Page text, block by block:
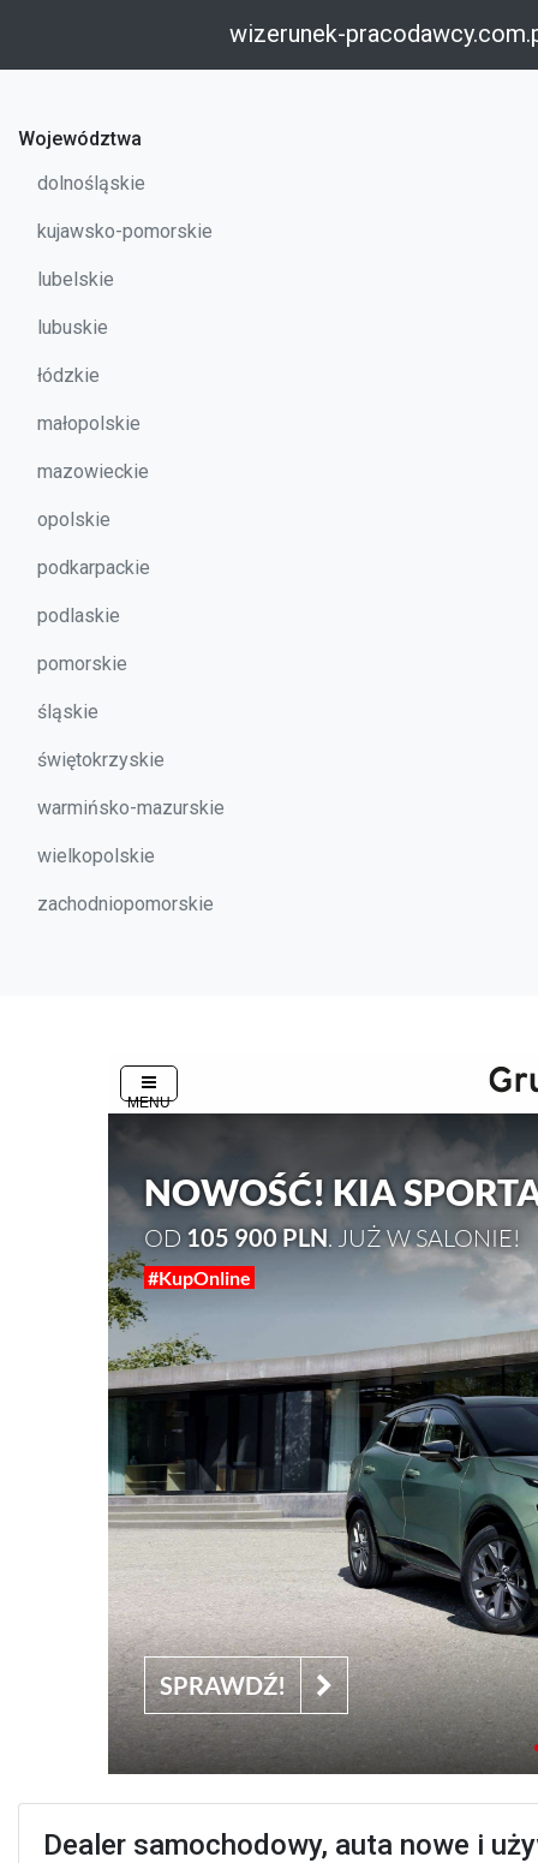
wizerunek-
Województwa
dolnośląskie
kujawsko-pomorskie
lubelskie
lubuskie
łódzkie
małopolskie
mazowieckie
opolskie
podkarpackie
podlaskie
pomorskie
śląskie
świętokrzyskie
warmińsko-mazurskie
wielkopolskie
zachodniopomorskie
Dealer samochodowy, auta nowe i